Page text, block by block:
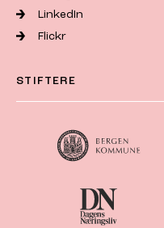
LinkedIn
Flickr
STIFTERE